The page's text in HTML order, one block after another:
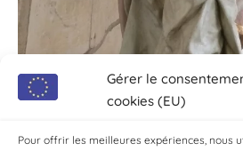
Gérer le
cookies (EU)
Pour offrir les meilleures expériences, nous